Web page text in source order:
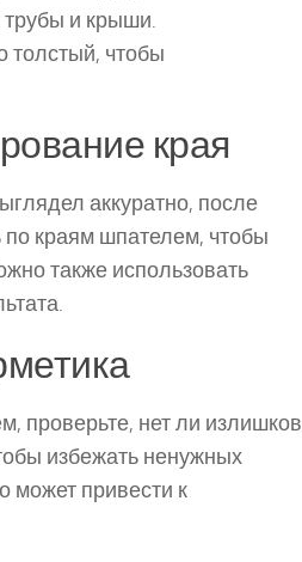
трубы и крыши.
толстый, чтобы
края
аккуратно, после
краям шпателем, чтобы
также использовать
проверьте, нет ли излишков
избежать ненужных
может привести к